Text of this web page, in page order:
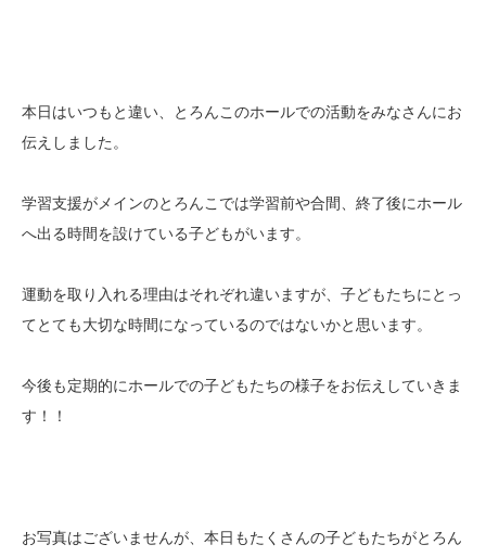
本日はいつもと違い、とろんこのホールでの活動をみなさんにお
伝えしました。
学習支援がメインのとろんこでは学習前や合間、終了後にホール
へ出る時間を設けている子どもがいます。
運動を取り入れる理由はそれぞれ違いますが、子どもたちにとっ
てとても大切な時間になっているのではないかと思います。
今後も定期的にホールでの子どもたちの様子をお伝えしていきま
す！！
お写真はございませんが、本日もたくさんの子どもたちがとろん